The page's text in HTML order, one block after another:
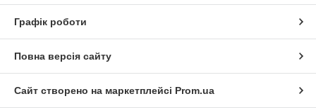
Графік роботи
Повна версія сайту
Сайт створено на маркетплейсі Prom.ua